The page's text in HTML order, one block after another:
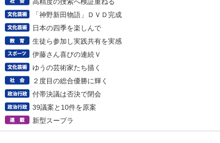
「神野新田物語」ＤＶＤ完成
日本の四季を楽しんで
生徒ら参加し実践共有を実感
伊藤さん喜びの連続Ｖ
ゆうの芸術家たち描く
２度目の総合優勝に輝く
付帯決議は否決で閉会
39議案と10件を原案
新型スープラ